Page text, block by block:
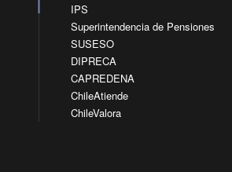
IPS
Superintendencia de Pensiones
SUSESO
DIPRECA
CAPREDENA
ChileAtiende
ChileValora